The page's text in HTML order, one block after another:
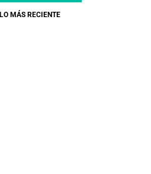
LO MÁS RECIENTE